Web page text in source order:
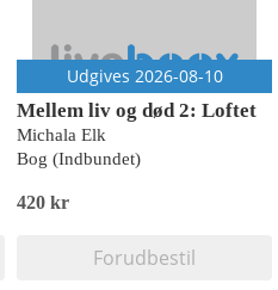
Udgives 2026-08-10
Mellem liv og død 2: Loftet
Michala Elk
Bog (Indbundet)
420 kr
Forudbestil